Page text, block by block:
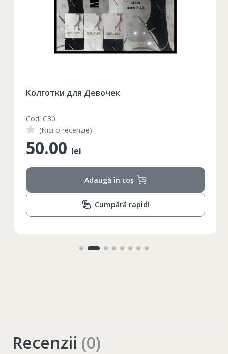
Колготки для Девочек
Cod: C30
(Nici o recenzie)
50.00 lei
Adaugă în coș
Cumpără rapid!
Recenzii (0)